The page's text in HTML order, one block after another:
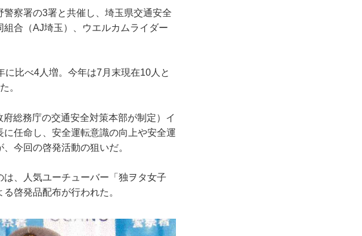
察署の3署と共催し、埼玉県交通安全
合（AJ埼玉）、ウエルカムライダー
比べ4人増。今年は7月末現在10人と
。
総務庁の交通安全対策本部が制定）イ
任命し、安全運転意識の向上や安全運
今回の啓発活動の狙いだ。
は、人気ユーチューバー「独ヲタ女子
啓発品配布が行われた。